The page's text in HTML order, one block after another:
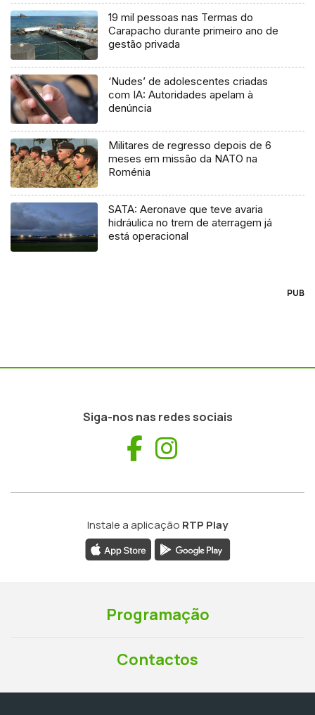
19 mil pessoas nas Termas do
Carapacho durante primeiro ano de
gestão privada
‘Nudes’ de adolescentes criadas
com IA: Autoridades apelam à
denúncia
Militares de regresso depois de 6
meses em missão da NATO na
Roménia
SATA: Aeronave que teve avaria
hidráulica no trem de aterragem já
está operacional
PUB
Siga-nos nas redes sociais
Facebook
Instale a aplicação RTP Play
Programação
Contactos